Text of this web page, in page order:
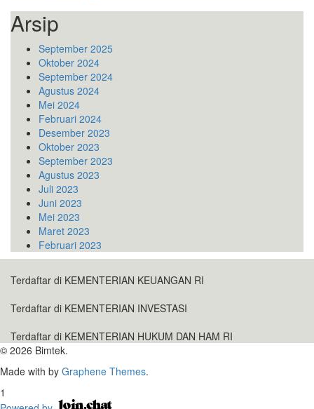
Arsip
September 2025
Oktober 2024
September 2024
Agustus 2024
Mei 2024
Februari 2024
Desember 2023
Oktober 2023
September 2023
Agustus 2023
Juli 2023
Juni 2023
Mei 2023
Maret 2023
Februari 2023
Terdaftar di KEMENTERIAN KEUANGAN RI
Terdaftar di KEMENTERIAN INVESTASI
Terdaftar di KEMENTERIAN HUKUM DAN HAM RI
© 2026 Bimtek.
Made with by Graphene Themes.
1